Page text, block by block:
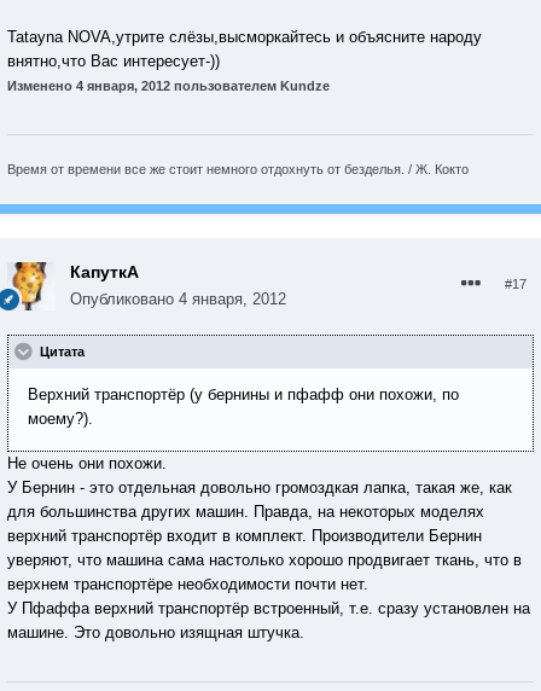
Tatayna NOVA,утрите слёзы,высморкайтесь и объясните народу
внятно,что Вас интересует-))
Изменено 4 января, 2012 пользователем Kundze
Время от времени все же стоит немного отдохнуть от безделья. / Ж. Кокто
КапуткА
Опубликовано 4 января, 2012
#17
Цитата
Верхний транспортёр (у бернины и пфафф они похожи, по
моему?).
Не очень они похожи.
У Бернин - это отдельная довольно громоздкая лапка, такая же, как
для большинства других машин. Правда, на некоторых моделях
верхний транспортёр входит в комплект. Производители Бернин
уверяют, что машина сама настолько хорошо продвигает ткань, что в
верхнем транспортёре необходимости почти нет.
У Пфаффа верхний транспортёр встроенный, т.е. сразу установлен на
машине. Это довольно изящная штучка.